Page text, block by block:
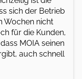
sich der Betrieb
Wochen nicht
für die Kunden,
MOIA seinen
auch schnell